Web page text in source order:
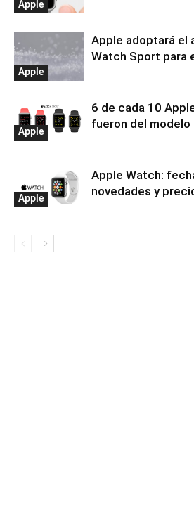
Apple
Apple
Apple adoptará el
Watch Sport para
Apple
6 de cada 10
fueron del modelo
Apple
Apple Watch:
novedades y